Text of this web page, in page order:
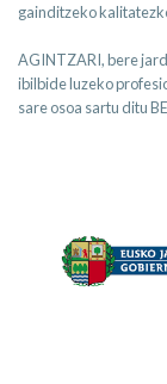
gainditzeko
AGINTZARI, bere
ibilbide luzeko
sare osoa sartu ditu